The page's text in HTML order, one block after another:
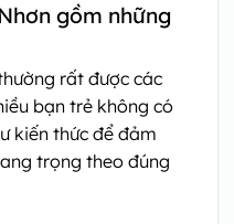
gồm những
rất được các
bạn trẻ không có
kiến thức để đảm
trọng theo đúng